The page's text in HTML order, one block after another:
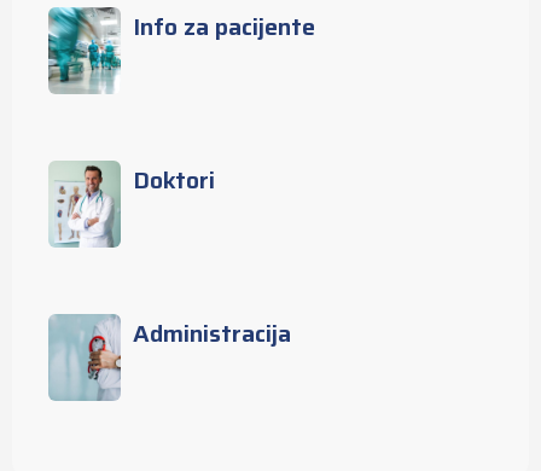
Info za pacijente
Doktori
Administracija